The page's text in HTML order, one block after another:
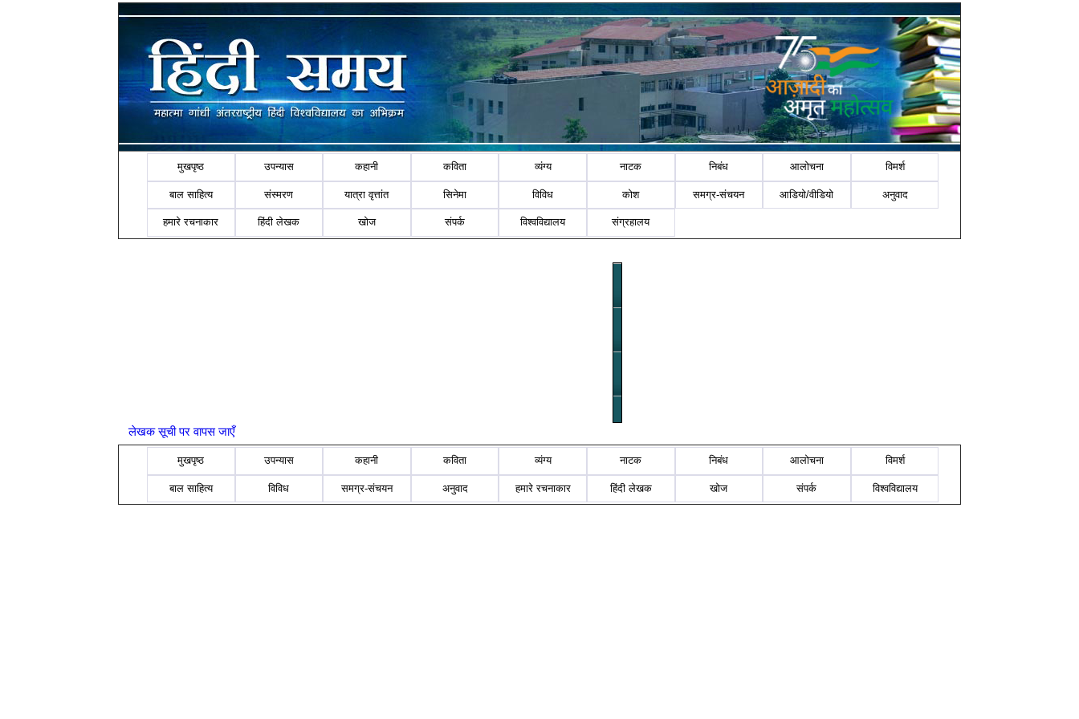
मुखपृष्ठ उपन्यास कहानी कविता व्यंग्य नाटक निबंध आलोचना विमर्श
बाल साहित्य संस्मरण यात्रा वृत्तांत सिनेमा विविध कोश समग्र-संचयन आडियो/वीडियो अनुवाद
हमारे रचनाकार हिंदी लेखक खोज संपर्क विश्वविद्यालय संग्रहालय
लेखक सूची पर वापस जाएँ
मुखपृष्ठ उपन्यास कहानी कविता व्यंग्य नाटक निबंध आलोचना विमर्श
बाल साहित्य विविध समग्र-संचयन अनुवाद हमारे रचनाकार हिंदी लेखक खोज संपर्क विश्वविद्यालय